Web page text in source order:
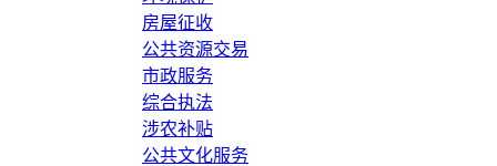
房屋征收
公共资源交易
市政服务
综合执法
涉农补贴
公共文化服务